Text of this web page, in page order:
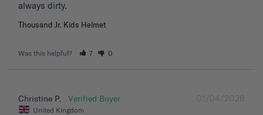
Thousand Jr. Kids Helmet
Was this helpful? 7 0
01/04/2026
Christine P.
United Kingdom